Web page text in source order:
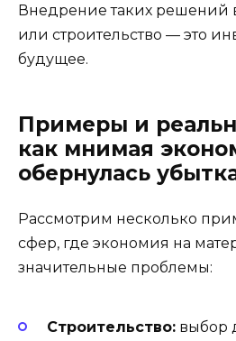
Внедрение таких решений
или строительство — это
будущее.
Примеры и
как мнимая
обернулась
Рассмотрим несколько
сфер, где экономия на
значительные проблемы:
Строительство: выбор